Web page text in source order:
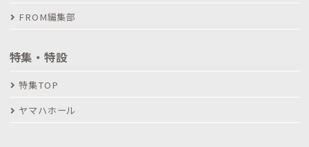
FROM編集部
特集・特設
特集TOP
ヤマハホール